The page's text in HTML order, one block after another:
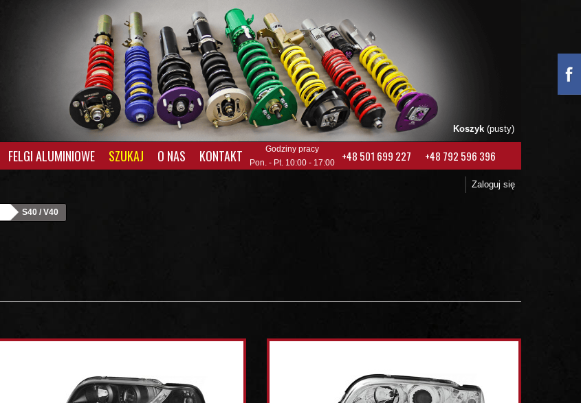
Koszyk (pusty)
FELGI ALUMINIOWE SZUKAJ O NAS KONTAKT
Godziny pracy
Pon. - Pt. 10:00 - 17:00
+48 501 699 227 +48 792 596 396
Zaloguj się
S40 / V40